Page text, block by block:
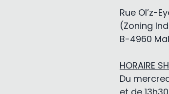
Rue Ol’z-
(Zoning
B-4960
HORAIRE
Du